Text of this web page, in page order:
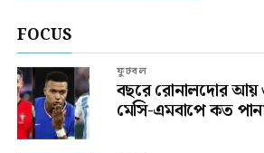
FOCUS
ফুটবল
বছরে রোনালদোর আয়
মেসি-এমবাপে কত